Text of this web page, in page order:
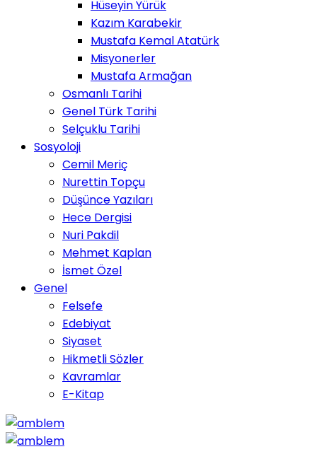
Hüseyin Yürük
Kazım Karabekir
Mustafa Kemal Atatürk
Misyonerler
Mustafa Armağan
Osmanlı Tarihi
Genel Türk Tarihi
Selçuklu Tarihi
Sosyoloji
Cemil Meriç
Nurettin Topçu
Düşünce Yazıları
Hece Dergisi
Nuri Pakdil
Mehmet Kaplan
İsmet Özel
Genel
Felsefe
Edebiyat
Siyaset
Hikmetli Sözler
Kavramlar
E-Kitap